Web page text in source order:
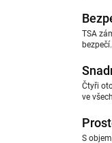
TSA
bezpečí.
Čtyři
ve
S